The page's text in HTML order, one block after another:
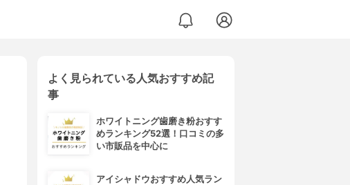
よく見られている人気おすすめ記
事
ホワイトニング歯磨き粉おすす
めランキング52選！口コミの多
い市販品を中心に
アイシャドウおすすめ人気ラン